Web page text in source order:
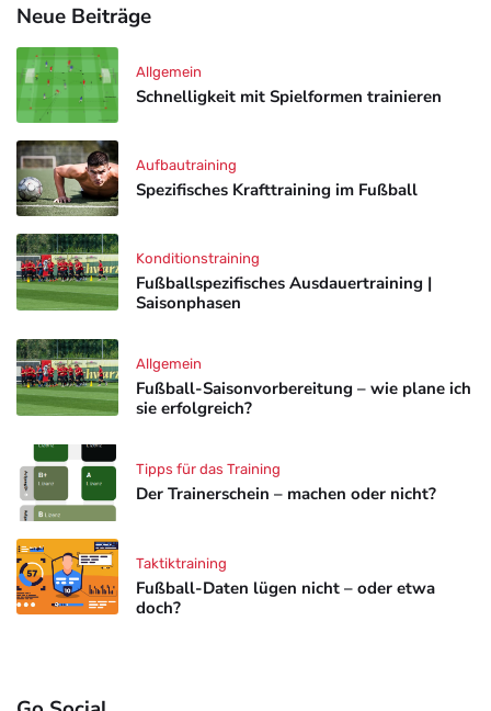
Neue Beiträge
Schnelligkeit mit Spielformen trainieren
Allgemein
Spezifisches Krafttraining im Fußball
Aufbautraining
Fußballspezifisches Ausdauertraining |
Saisonphasen
Konditionstraining
Fußball-Saisonvorbereitung – wie plane ich
sie erfolgreich?
Allgemein
Der Trainerschein – machen oder nicht?
Tipps für das Training
Fußball-Daten lügen nicht – oder etwa
doch?
Taktiktraining